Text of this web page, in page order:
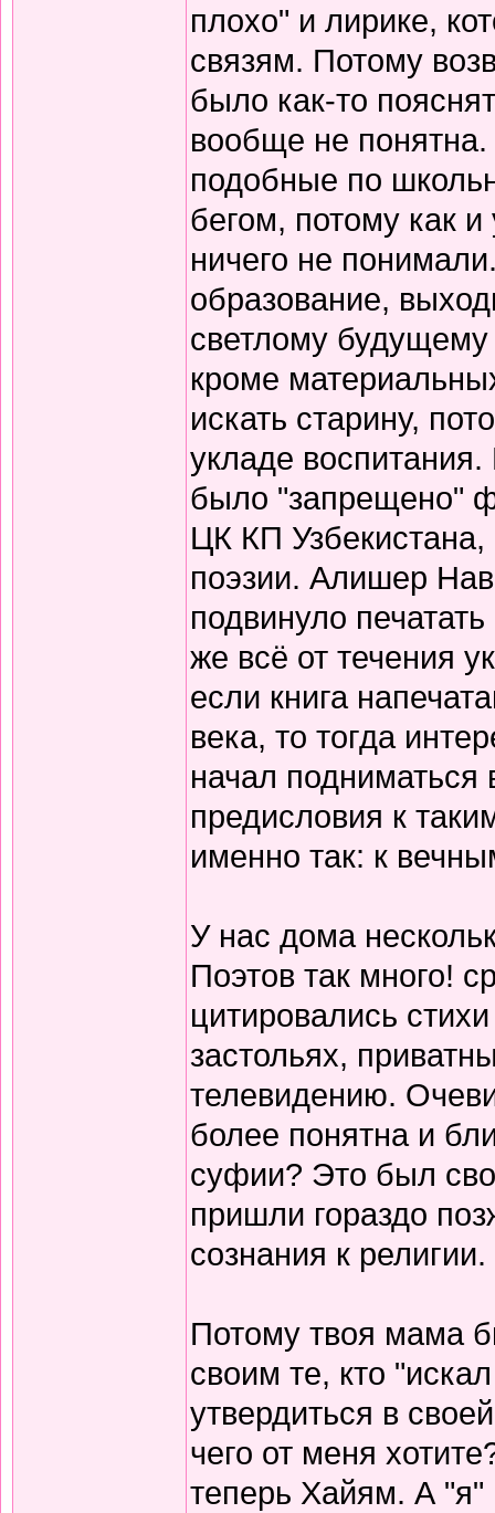
плохо" и лирике,
связям. Потому
было как-то
вообще не
подобные по
бегом, потому как
ничего не
образование,
светлому
кроме
искать старину,
укладе воспитания.
было "запрещено"
ЦК КП
поэзии. Алишер
подвинуло
же всё от течения
если книга
века, то тогда
начал
предисловия к
именно так: к
У нас дома
Поэтов так много!
цитировались
застольях,
телевидению.
более понятна и
суфии? Это был
пришли гораздо
сознания к религии.
Потому твоя мама
своим те, кто
утвердиться в
чего от меня
теперь Хайям. А "я"